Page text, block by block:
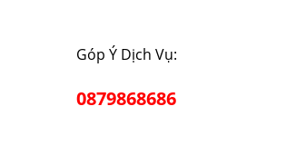
Góp Ý Dịch Vụ:
0879868686